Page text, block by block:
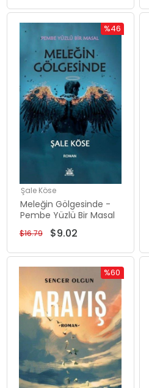
Şale Köse
Meleğin Gölgesinde -
Pembe Yüzlü Bir Masal
$9.02
$16.79
%46
%60
Rabatt
%60Rabatt